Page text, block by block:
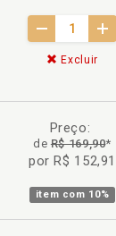
Excluir
Preço:
deR$ 169,90*
por R$ 152,91
item com 10%